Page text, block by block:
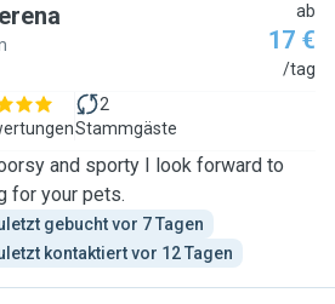
ab
17 €
/tag
2
Stammgäste
and sporty I look forward to
for your pets.
gebucht vor 7 Tagen
kontaktiert vor 12 Tagen